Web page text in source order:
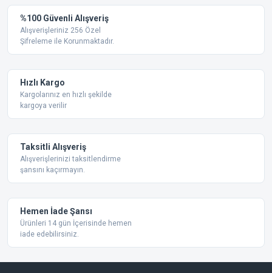
Ürün resmi kalitesiz, bozuk veya görüntülenemiyor.
Ürün açıklamasında eksik bilgiler bulunuyor.
Bu ürüne benzer farklı alternatifler olmalı.
%100 Güvenli Alışveriş
Alışverişleriniz 256 Özel
Şifreleme ile Korunmaktadır.
Hızlı Kargo
Kargolarınız en hızlı şekilde
kargoya verilir
Taksitli Alışveriş
Alışverişlerinizi taksitlendirme
şansını kaçırmayın.
Hemen İade Şansı
Ürünleri 14 gün İçerisinde hemen
iade edebilirsiniz.